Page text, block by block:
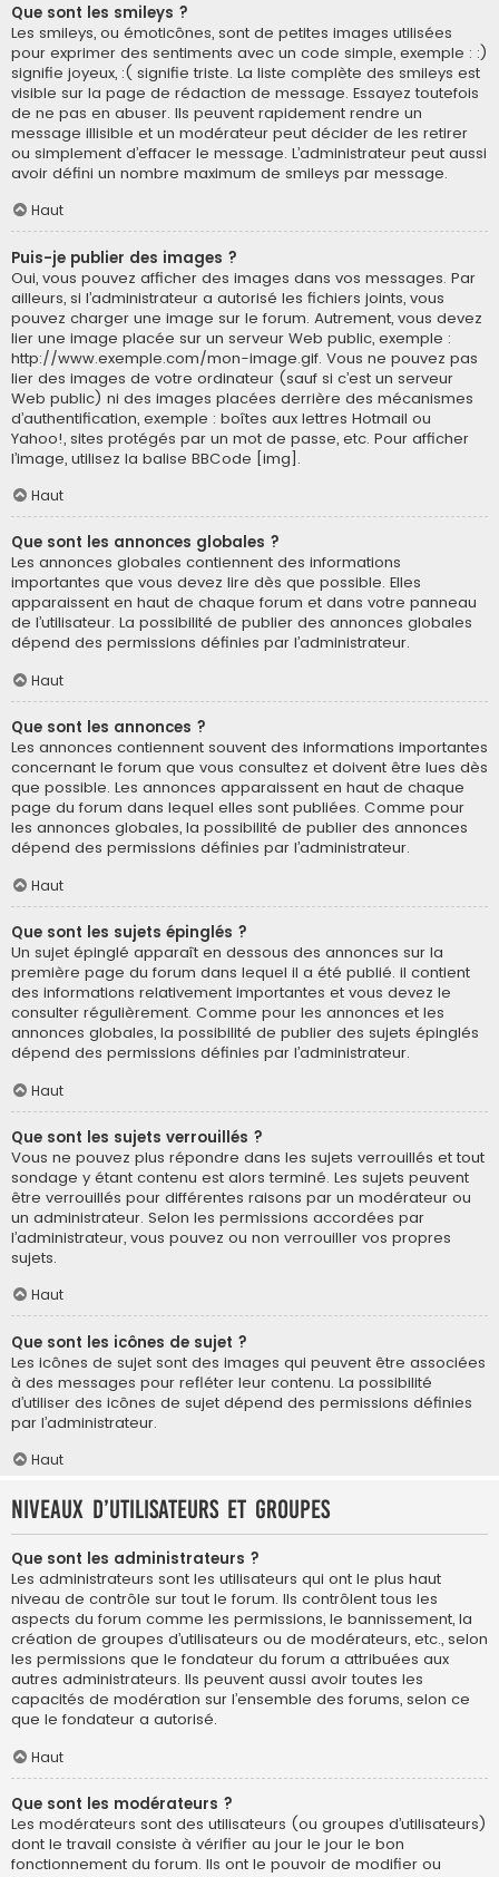
Que sont les smileys ?
Les smileys, ou émoticônes, sont de petites images utilisées
pour exprimer des sentiments avec un code simple, exemple : :)
signifie joyeux, :( signifie triste. La liste complète des smileys est
visible sur la page de rédaction de message. Essayez toutefois
de ne pas en abuser. Ils peuvent rapidement rendre un
message illisible et un modérateur peut décider de les retirer
ou simplement d’effacer le message. L’administrateur peut aussi
avoir défini un nombre maximum de smileys par message.
Haut
Puis-je publier des images ?
Oui, vous pouvez afficher des images dans vos messages. Par
ailleurs, si l’administrateur a autorisé les fichiers joints, vous
pouvez charger une image sur le forum. Autrement, vous devez
lier une image placée sur un serveur Web public, exemple :
http://www.exemple.com/mon-image.gif. Vous ne pouvez pas
lier des images de votre ordinateur (sauf si c’est un serveur
Web public) ni des images placées derrière des mécanismes
d’authentification, exemple : boîtes aux lettres Hotmail ou
Yahoo!, sites protégés par un mot de passe, etc. Pour afficher
l’image, utilisez la balise BBCode [img].
Haut
Que sont les annonces globales ?
Les annonces globales contiennent des informations
importantes que vous devez lire dès que possible. Elles
apparaissent en haut de chaque forum et dans votre panneau
de l’utilisateur. La possibilité de publier des annonces globales
dépend des permissions définies par l’administrateur.
Haut
Que sont les annonces ?
Les annonces contiennent souvent des informations importantes
concernant le forum que vous consultez et doivent être lues dès
que possible. Les annonces apparaissent en haut de chaque
page du forum dans lequel elles sont publiées. Comme pour
les annonces globales, la possibilité de publier des annonces
dépend des permissions définies par l’administrateur.
Haut
Que sont les sujets épinglés ?
Un sujet épinglé apparaît en dessous des annonces sur la
première page du forum dans lequel il a été publié. il contient
des informations relativement importantes et vous devez le
consulter régulièrement. Comme pour les annonces et les
annonces globales, la possibilité de publier des sujets épinglés
dépend des permissions définies par l’administrateur.
Haut
Que sont les sujets verrouillés ?
Vous ne pouvez plus répondre dans les sujets verrouillés et tout
sondage y étant contenu est alors terminé. Les sujets peuvent
être verrouillés pour différentes raisons par un modérateur ou
un administrateur. Selon les permissions accordées par
l’administrateur, vous pouvez ou non verrouiller vos propres
sujets.
Haut
Que sont les icônes de sujet ?
Les icônes de sujet sont des images qui peuvent être associées
à des messages pour refléter leur contenu. La possibilité
d’utiliser des icônes de sujet dépend des permissions définies
par l’administrateur.
Haut
Niveaux d’utilisateurs et groupes
Que sont les administrateurs ?
Les administrateurs sont les utilisateurs qui ont le plus haut
niveau de contrôle sur tout le forum. Ils contrôlent tous les
aspects du forum comme les permissions, le bannissement, la
création de groupes d’utilisateurs ou de modérateurs, etc., selon
les permissions que le fondateur du forum a attribuées aux
autres administrateurs. Ils peuvent aussi avoir toutes les
capacités de modération sur l’ensemble des forums, selon ce
que le fondateur a autorisé.
Haut
Que sont les modérateurs ?
Les modérateurs sont des utilisateurs (ou groupes d’utilisateurs)
dont le travail consiste à vérifier au jour le jour le bon
fonctionnement du forum. Ils ont le pouvoir de modifier ou